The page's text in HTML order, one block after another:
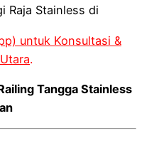
Raja Stainless di
untuk Konsultasi &
.
Tangga Stainless